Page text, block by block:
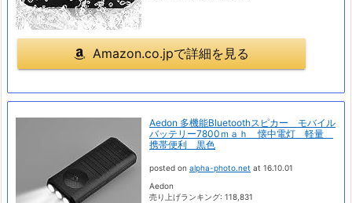
Amazon.co.jpで詳細を見る
Aedon 多機能Bluetoothスピカー モバイル
バッテリー7800ｍａｈ 懐中電灯 軽量
携帯便利 黒色
posted on alpha-photo.net at 16.10.01
Aedon
売り上げランキング: 118,831